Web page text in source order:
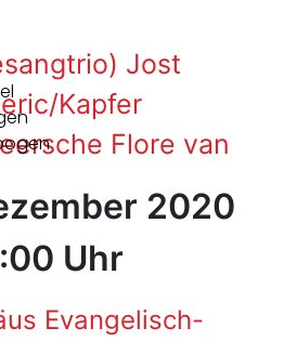
Jost
Kapfer
Flore van
2020
Uhr
Evangelisch-